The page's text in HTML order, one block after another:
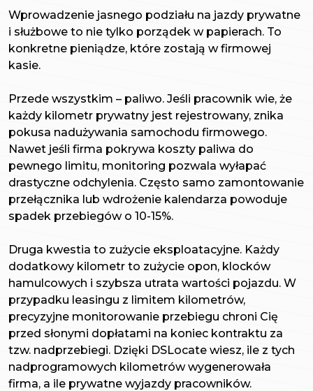
Wprowadzenie jasnego podziału na jazdy prywatne
i służbowe to nie tylko porządek w papierach. To
konkretne pieniądze, które zostają w firmowej
kasie.
Przede wszystkim – paliwo. Jeśli pracownik wie, że
każdy kilometr prywatny jest rejestrowany, znika
pokusa nadużywania samochodu firmowego.
Nawet jeśli firma pokrywa koszty paliwa do
pewnego limitu, monitoring pozwala wyłapać
drastyczne odchylenia. Często samo zamontowanie
przełącznika lub wdrożenie kalendarza powoduje
spadek przebiegów o 10-15%.
Druga kwestia to zużycie eksploatacyjne. Każdy
dodatkowy kilometr to zużycie opon, klocków
hamulcowych i szybsza utrata wartości pojazdu. W
przypadku leasingu z limitem kilometrów,
precyzyjne monitorowanie przebiegu chroni Cię
przed słonymi dopłatami na koniec kontraktu za
tzw. nadprzebiegi. Dzięki DSLocate wiesz, ile z tych
nadprogramowych kilometrów wygenerowała
firma, a ile prywatne wyjazdy pracowników.